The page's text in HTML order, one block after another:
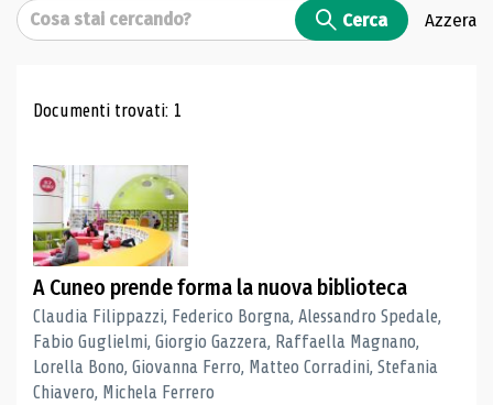
Cerca Cerca Azzera
Risultati di ricerca
Documenti trovati: 1
A Cuneo prende forma la nuova biblioteca
Claudia Filippazzi, Federico Borgna, Alessandro Spedale,
Fabio Guglielmi, Giorgio Gazzera, Raffaella Magnano,
Lorella Bono, Giovanna Ferro, Matteo Corradini, Stefania
Chiavero, Michela Ferrero